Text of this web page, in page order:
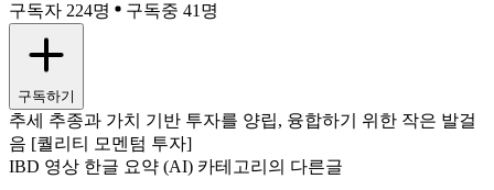
구독자 224명
구독중 41명
구독하기
추세 추종과 가치 기반 투자를 양립, 융합하기 위한 작은 발걸
음 [퀄리티 모멘텀 투자]
IBD 영상 한글 요약 (AI) 카테고리의 다른글